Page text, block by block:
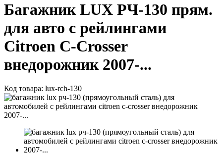
Багажник LUX РЧ-130 прям.
для авто с рейлингами
Citroen C-Crosser
внедорожник 2007-...
Код товара: lux-rch-130